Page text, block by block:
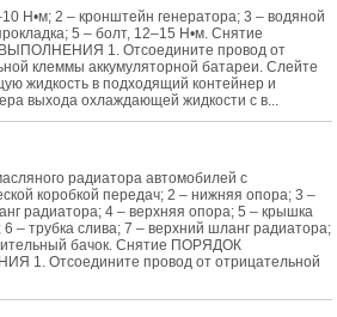
Н•м; 2 – кронштейн генератора; 3 – водяной
5 – болт, 12–15 Н•м. Снятие
1. Отсоедините провод от
клеммы аккумуляторной батареи. Слейте
жидкость в подходящий контейнер и
выхода охлаждающей жидкости с в...
радиатора автомобилей с
коробкой передач; 2 – нижняя опора; 3 –
радиатора; 4 – верхняя опора; 5 – крышка
– трубка слива; 7 – верхний шланг радиатора;
бачок. Снятие ПОРЯДОК
1. Отсоедините провод от отрицательной